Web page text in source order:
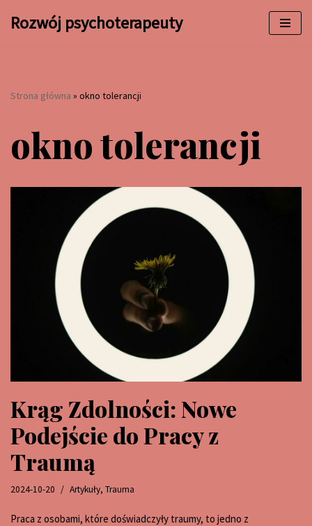
Rozwój psychoterapeuty
Strona główna » okno tolerancji
okno tolerancji
Krąg Zdolności: Nowe
Podejście do Pracy z
Traumą
2024-10-20 Artykuły, Trauma
Praca z osobami, które doświadczyły traumy, to jedno z